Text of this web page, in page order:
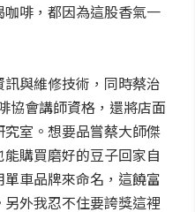
啡，都因為這股香氣一
與維修技術，同時蔡治
協會講師資格，還將店面
室。想要品嘗蔡大師傑
購買磨好的豆子回家自
車品牌來命名，這饒富
外我忍不住要誇獎這裡